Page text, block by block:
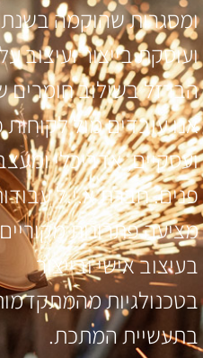
ועוסקת בייצור ועיצוב
הברזל בשילוב חומרים
אנו עובדים מול לקוחות
ועסקיים, אדריכלי
פנים. חברת א.י.ל
מציעה פתרונות מקוריים
בעיצוב אישי ובייצור
בטכנולגיות
בתעשיית המתכת.